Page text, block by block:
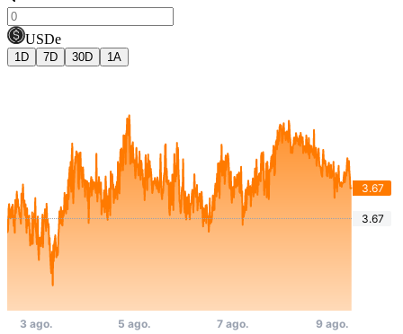
USDe
1D 7D 30D 1A